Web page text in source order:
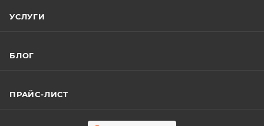
УСЛУГИ
БЛОГ
ПРАЙС-ЛИСТ